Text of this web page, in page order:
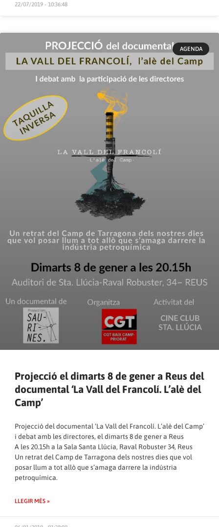
22/07/2019 - 10:36:48
AGENDA
Projecció el dimarts 8 de gener a Reus del
documental ‘La Vall del Francolí. L’alè del
Camp’
Projecció del documental ‘La Vall del Francolí. L’alè del Camp’
i debat amb les directores, el dimarts 8 de gener a Reus
A les 20.15h a la Sala Santa Llúcia, Raval Robuster 34, Reus
Un retrat del Camp de Tarragona dels nostres dies que vol
posar llum a tot allò que s’amaga darrere la indústria
petroquímica.
LLEGIR MÉS »